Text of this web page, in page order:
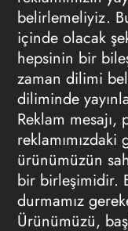
belirlemeliyiz.
içinde olacak
hepsinin bir
zaman dilimi
diliminde
Reklam
reklamımızdaki
ürünümüzün
bir birleşimidir.
durmamız
Ürünümüzü,